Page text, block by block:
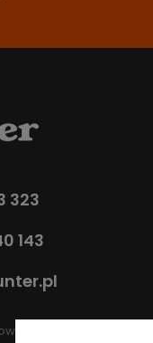
323
143
pn.-pt 7.30-15.30